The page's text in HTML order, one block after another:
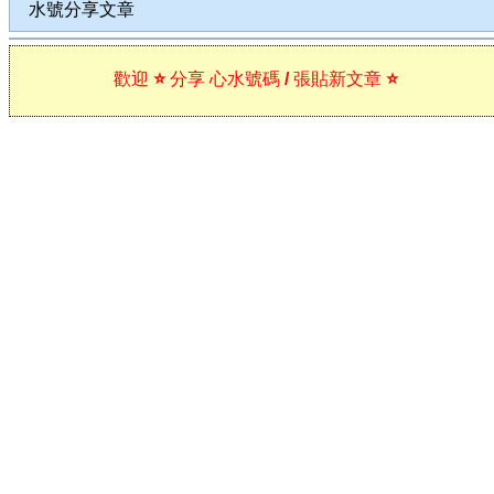
水號分享文章
歡迎 ⭐ 分享 心水號碼 / 張貼新文章 ⭐